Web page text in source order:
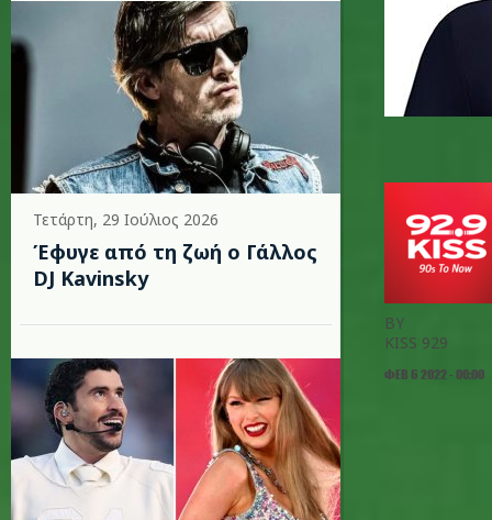
Τετάρτη, 29 Ιούλιος 2026
Έφυγε από τη ζωή ο Γάλλος
DJ Kavinsky
BY
KISS 929
ΦΕΒ 6 2022 - 00:00